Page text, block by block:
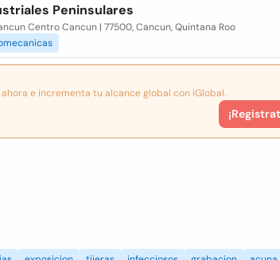
Peninsulares
Centro Cancun | 77500, Cancun, Quintana Roo
e incrementa tu alcance global con iGlobal.